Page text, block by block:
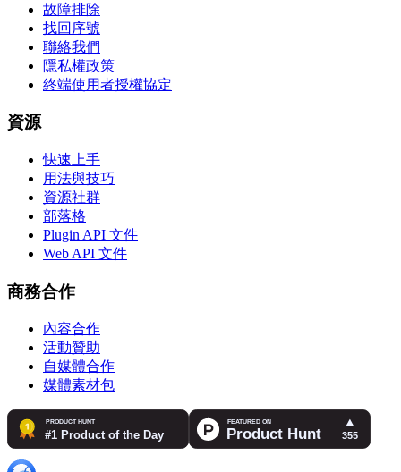
故障排除
找回序號
聯絡我們
隱私權政策
終端使用者授權協定
資源
快速上手
用法與技巧
資源社群
部落格
Plugin API 文件
Web API 文件
商務合作
內容合作
活動贊助
自媒體合作
媒體素材包